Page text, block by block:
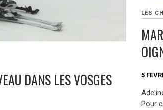
LES
5
Pour
DANS LES VOSGES